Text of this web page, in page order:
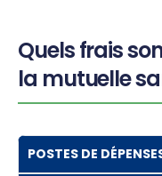
Quels frais
la mutuelle
POSTES DE